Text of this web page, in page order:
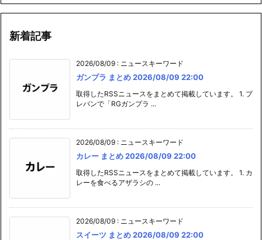
新着記事
2026/08/09 : ニュースキーワード
ガンプラ まとめ 2026/08/09 22:00
取得したRSSニュースをまとめて掲載しています。 1. プ
レバンで「RGガンプラ ...
2026/08/09 : ニュースキーワード
カレー まとめ 2026/08/09 22:00
取得したRSSニュースをまとめて掲載しています。 1. カ
レーを食べるアザラシの ...
2026/08/09 : ニュースキーワード
スイーツ まとめ 2026/08/09 22:00